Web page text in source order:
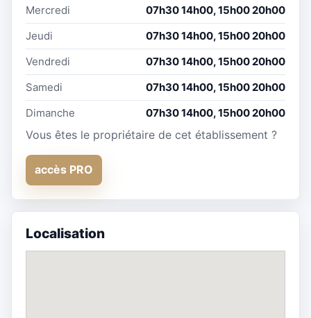
Mercredi
07h30 14h00, 15h00 20h00
Jeudi
07h30 14h00, 15h00 20h00
Vendredi
07h30 14h00, 15h00 20h00
Samedi
07h30 14h00, 15h00 20h00
Dimanche
07h30 14h00, 15h00 20h00
Vous êtes le propriétaire de cet établissement ?
accès PRO
Localisation